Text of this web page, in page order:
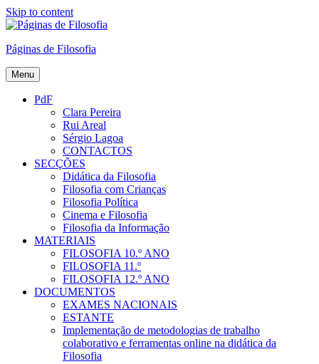
Skip to content
Páginas de Filosofia
Menu
PdF
Clara Pereira
Rui Areal
Sérgio Lagoa
CONTACTOS
SECÇÕES
Didática da Filosofia
Filosofia com Crianças
Filosofia Política
Cinema e Filosofia
Filosofia da Informação
MATERIAIS
FILOSOFIA 10.º ANO
FILOSOFIA 11.º
FILOSOFIA 12.º ANO
DOCUMENTOS
EXAMES NACIONAIS
ESTANTE
Implementação de metodologias de trabalho
colaborativo e ferramentas online na didática da
Filosofia